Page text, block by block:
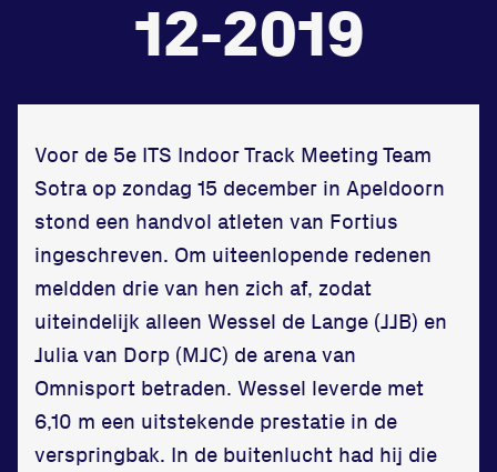
Prestaties op afstanden
zet je samen
Running
Zet een personal record
in onze gym
Fitness
12-2019
Voor de 5e ITS Indoor Track Meeting Team
Sotra op zondag 15 december in Apeldoorn
stond een handvol atleten van Fortius
ingeschreven. Om uiteenlopende redenen
meldden drie van hen zich af, zodat
uiteindelijk alleen Wessel de Lange (JJB) en
Julia van Dorp (MJC) de arena van
Omnisport betraden. Wessel leverde met
6,10 m een uitstekende prestatie in de
verspringbak. In de buitenlucht had hij die